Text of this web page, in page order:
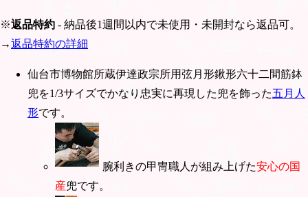
※返品特約 - 納品後1週間以内で未使用・未開封なら返品可。
→返品特約の詳細
仙台市博物館所蔵伊達政宗所用弦月形鍬形六十二間筋鉢
兜を1/3サイズでかなり忠実に再現した兜を飾った五月人
形です。
腕利きの甲冑職人が組み上げた安心の国
産兜です。